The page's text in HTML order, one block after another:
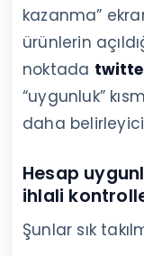
kazanma”
ürünlerin
noktada
“uygunluk”
daha
Hesap
ihlali
Şunlar sık